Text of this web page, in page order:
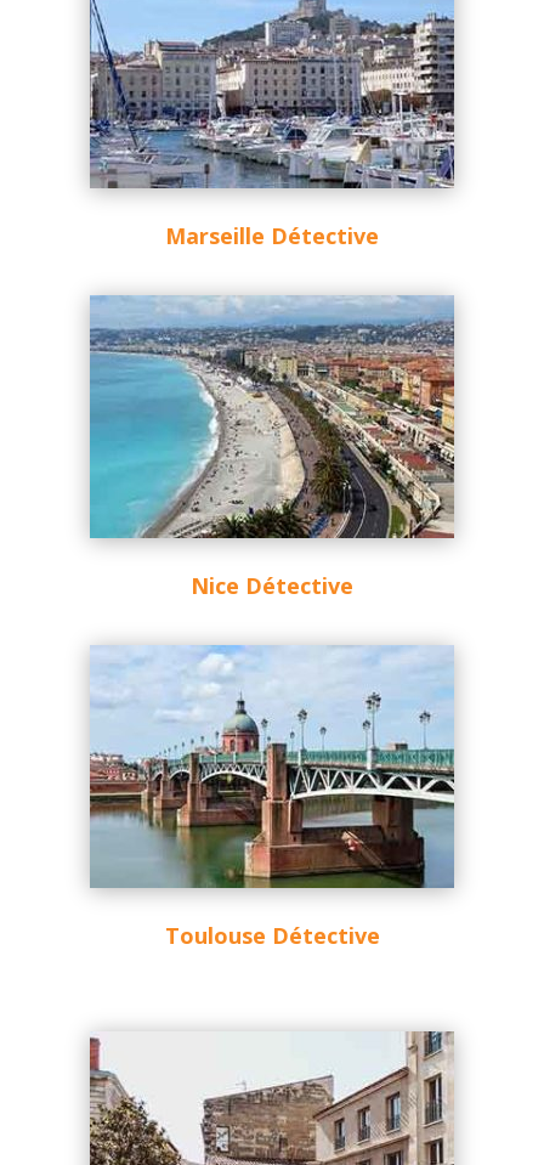
Marseille Détective
Nice Détective
Toulouse Détective